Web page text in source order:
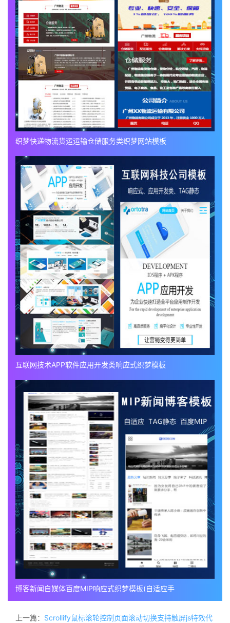
织梦快递物流货运运输仓储服务类织梦网站模板
互联网技术APP软件应用开发类响应式织梦模板
博客新闻自媒体百度MIP响应式织梦模板(自适应手
上一篇： Scrollify鼠标滚轮控制页面滚动切换支持触屏js特效代